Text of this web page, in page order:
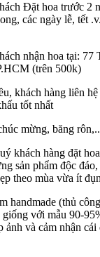
Đặt hoa trước 2
các ngày lễ, tết
nhận hoa tại: 77
(trên 500k)
khách hàng liên
tốt nhất
mừng, băng
khách hàng đặt
sản phẩm độc
theo mùa vừa ít
handmade (thủ
giống với mẫu 90-
ảnh và cảm nhận